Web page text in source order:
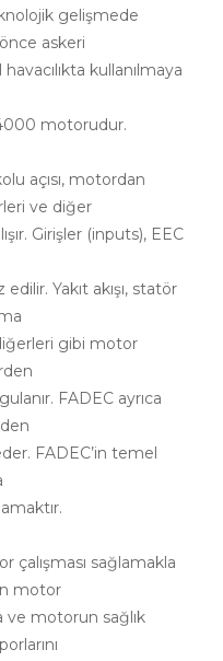
gelişmede
askeri
havacılıkta kullanılmaya
motorudur.
açısı, motordan
ve diğer
Girişler (inputs), EEC
Yakıt akışı, statör
gibi motor
FADEC ayrıca
FADEC’in temel
çalışması sağlamakla
motor
ve motorun sağlık